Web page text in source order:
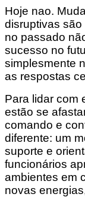
Hoje nao.
disruptivas
no passado
sucesso no
simplesmente
as respostas
Para lidar com
estão se
comando e
diferente: um
suporte e
funcionários
ambientes em
novas